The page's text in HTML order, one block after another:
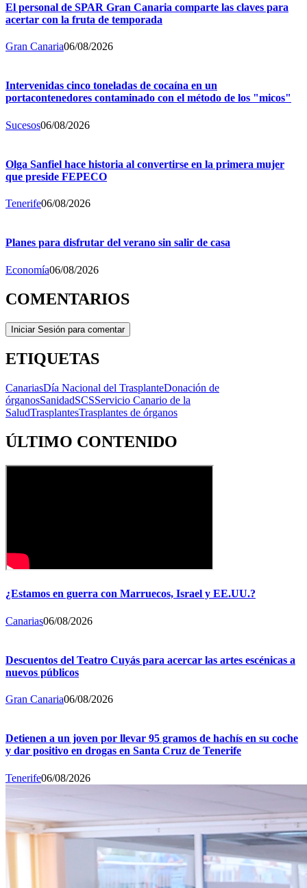
El personal de SPAR Gran Canaria comparte las claves para
acertar con la fruta de temporada
Gran Canaria06/08/2026
Intervenidas cinco toneladas de cocaína en un
portacontenedores contaminado con el método de los "micos"
Sucesos06/08/2026
Olga Sanfiel hace historia al convertirse en la primera mujer
que preside FEPECO
Tenerife06/08/2026
Planes para disfrutar del verano sin salir de casa
Economía06/08/2026
COMENTARIOS
Iniciar Sesión para comentar
ETIQUETAS
CanariasDía Nacional del TrasplanteDonación de
órganosSanidadSCSServicio Canario de la
SaludTrasplantesTrasplantes de órganos
ÚLTIMO CONTENIDO
¿Estamos en guerra con Marruecos, Israel y EE.UU.?
Canarias06/08/2026
Descuentos del Teatro Cuyás para acercar las artes escénicas a
nuevos públicos
Gran Canaria06/08/2026
Detienen a un joven por llevar 95 gramos de hachís en su coche
y dar positivo en drogas en Santa Cruz de Tenerife
Tenerife06/08/2026